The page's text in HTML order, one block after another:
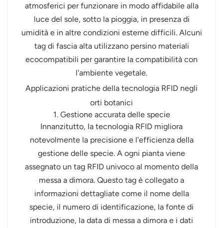
atmosferici per funzionare in modo affidabile alla
luce del sole, sotto la pioggia, in presenza di
umidità e in altre condizioni esterne difficili. Alcuni
tag di fascia alta utilizzano persino materiali
ecocompatibili per garantire la compatibilità con
l'ambiente vegetale.
Applicazioni pratiche della tecnologia RFID negli
orti botanici
1. Gestione accurata delle specie
Innanzitutto, la tecnologia RFID migliora
notevolmente la precisione e l'efficienza della
gestione delle specie. A ogni pianta viene
assegnato un tag RFID univoco al momento della
messa a dimora. Questo tag è collegato a
informazioni dettagliate come il nome della
specie, il numero di identificazione, la fonte di
introduzione, la data di messa a dimora e i dati